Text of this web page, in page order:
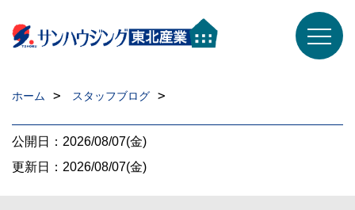
ホーム スタッフブログ
公開日：2026/08/07(金)
更新日：2026/08/07(金)